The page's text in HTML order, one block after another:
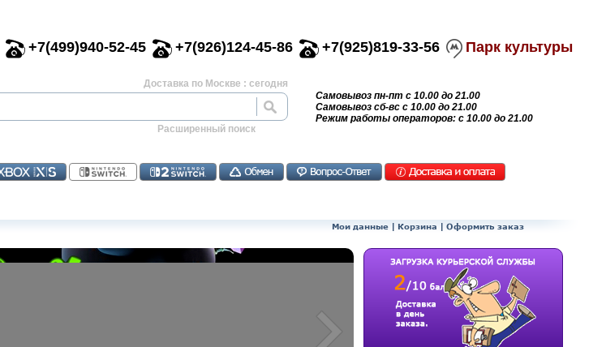
+7(499)940-52-45 +7(926)124-45-86 +7(925)819-33-56 Парк культуры
Доставка по Москве : сегодня
Расширенный поиск
Самовывоз пн-пт с 10.00 до 21.00
Самовывоз сб-вс с 10.00 до 21.00
Режим работы операторов: с 10.00 до 21.00
Мои данные | Корзина | Оформить заказ